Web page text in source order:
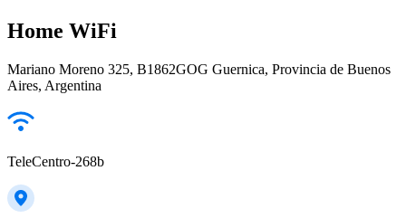
Home WiFi
Mariano Moreno 325, B1862GOG Guernica, Provincia de Buenos
Aires, Argentina
TeleCentro-268b